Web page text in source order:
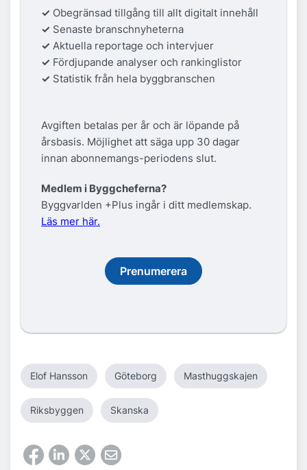
✓ Obegränsad tillgång till allt digitalt innehåll
✓ Senaste branschnyheterna
✓ Aktuella reportage och intervjuer
✓ Fördjupande analyser och rankinglistor
✓ Statistik från hela byggbranschen
Avgiften betalas per år och är löpande på
årsbasis. Möjlighet att säga upp 30 dagar
innan abonnemangs-periodens slut.
Medlem i Byggcheferna?
Byggvarlden +Plus ingår i ditt medlemskap.
Läs mer här.
Prenumerera
Elof Hansson Göteborg Masthuggskajen
Riksbyggen Skanska